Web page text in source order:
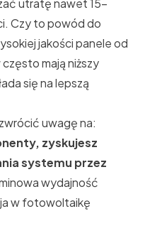
utratę nawet 15–
Czy to powód do
jakości panele od
mają niższy
się na lepszą
uwagę na:
zyskujesz
systemu przez
wydajność
w fotowoltaikę